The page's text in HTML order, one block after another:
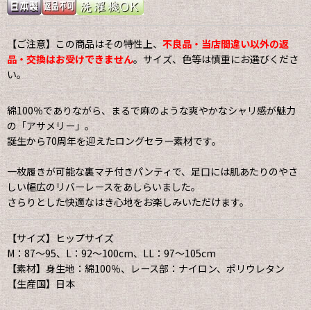
【ご注意】この商品はその特性上、不良品・当店間違い以外の返
品・交換はお受けできません。サイズ、色等は慎重にお選びくださ
い。
綿100％でありながら、まるで麻のような爽やかなシャリ感が魅力
の「アサメリー」。
誕生から70周年を迎えたロングセラー素材です。
一枚履きが可能な裏マチ付きパンティで、足口には肌あたりのやさ
しい幅広のリバーレースをあしらいました。
さらりとした快適なはき心地をお楽しみいただけます。
【サイズ】ヒップサイズ
M：87〜95、L：92〜100cm、LL：97〜105cm
【素材】身生地：綿100％、レース部：ナイロン、ポリウレタン
【生産国】日本